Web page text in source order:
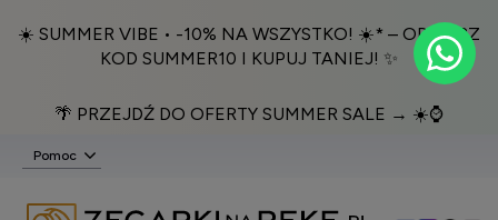
☀️ SUMMER VIBE • -10% NA WSZYSTKO! ☀️* – ODBIERZ
KOD SUMMER10 I KUPUJ TANIEJ! ✨
🌴 PRZEJDŹ DO OFERTY SUMMER SALE → ☀️⌚️
Pomoc